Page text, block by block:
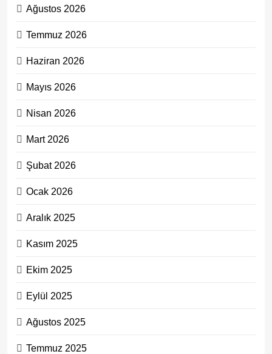
Ağustos 2026
Temmuz 2026
Haziran 2026
Mayıs 2026
Nisan 2026
Mart 2026
Şubat 2026
Ocak 2026
Aralık 2025
Kasım 2025
Ekim 2025
Eylül 2025
Ağustos 2025
Temmuz 2025